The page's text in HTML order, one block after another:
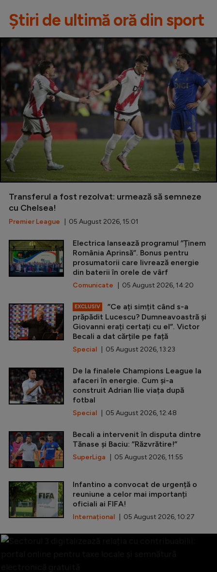
Știri de ultimă oră din sport
Transferul a fost rezolvat: urmează să semneze
cu Chelsea!
Premier League | 05 August 2026, 15:01
Electrica lansează programul ”Ținem
România Aprinsă”. Bonus pentru
prosumatorii care livrează energie
din baterii în orele de vârf
Comunicate | 05 August 2026, 14:20
EXCLUSIV
”Ce ați simțit când s-a
prăpădit Lucescu? Dumneavoastră și
Giovanni erați certați cu el”. Victor
Becali a dat cărțile pe față
Special | 05 August 2026, 13:23
De la finalele Champions League la
afaceri în energie. Cum și-a
construit Adrian Ilie viața după
fotbal
Special | 05 August 2026, 12:48
Becali a intervenit în disputa dintre
Tănase și Baciu: ”Răzvrătire!”
SuperLiga | 05 August 2026, 11:55
Infantino a convocat de urgență o
reuniune a celor mai importanți
oficiali ai FIFA!
Internațional | 05 August 2026, 10:27